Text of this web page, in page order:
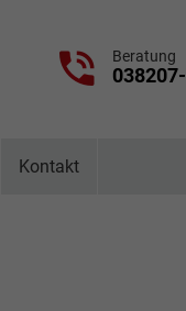
Beratung
Kontakt